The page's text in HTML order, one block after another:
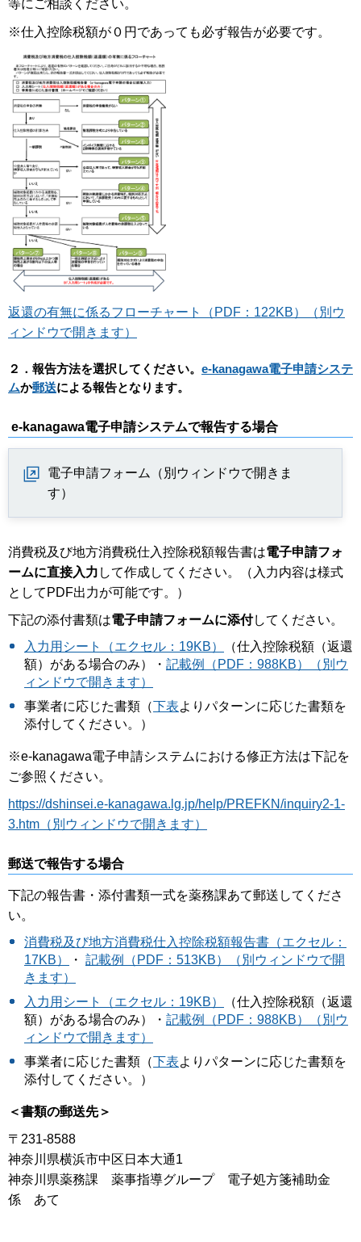
等にご相談ください。
※仕入控除税額が０円であっても必ず報告が必要です。
返還の有無に係るフローチャート（PDF：122KB）（別ウ
ィンドウで開きます）
２．報告方法を選択してください。 e-kanagawa電子申請システ
ムか郵送による報告となります。
e-kanagawa電子申請システムで報告する場合
電子申請フォーム（別ウィンドウで開きま
す）
消費税及び地方消費税仕入控除税額報告書は電子申請フォ
ームに直接入力 して作成してください。（入力内容は様式
としてPDF出力が可能です。）
下記の添付書類は電子申請フォームに添付してください。
入力用シート（エクセル：19KB）
（仕入控除税額（返還
額）がある場合のみ）・ 記載例（PDF：988KB）（別ウ
ィンドウで開きます）
事業者に応じた書類（下表よりパターンに応じた書類を
添付してください。）
※e-kanagawa電子申請システムにおける修正方法は下記を
ご参照ください。
https://dshinsei.e-kanagawa.lg.jp/help/PREFKN/inquiry2-1-
3.htm（別ウィンドウで開きます）
郵送で報告する場合
下記の報告書・添付書類一式を薬務課あて郵送してくださ
い。
消費税及び地方消費税仕入控除税額報告書（エクセル：
17KB）
・ 記載例（PDF：513KB）（別ウィンドウで開
きます）
入力用シート（エクセル：19KB）
（仕入控除税額（返還
額）がある場合のみ）・ 記載例（PDF：988KB）（別ウ
ィンドウで開きます）
事業者に応じた書類（下表よりパターンに応じた書類を
添付してください。）
＜書類の郵送先＞
〒231-8588
神奈川県横浜市中区日本大通1
神奈川県薬務課 薬事指導グループ 電子処方箋補助金
係 あて